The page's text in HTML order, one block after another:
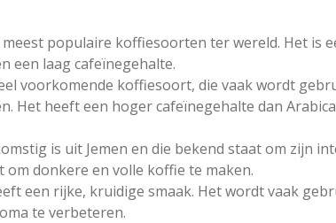
populaire koffiesoorten ter wereld. Het is
een laag cafeïnegehalte.
voorkomende koffiesoort, die vaak wordt
Het heeft een hoger cafeïnegehalte dan
is uit Jemen en die bekend staat om zijn
donkere en volle koffie te maken.
een rijke, kruidige smaak. Het wordt vaak
te verbeteren.